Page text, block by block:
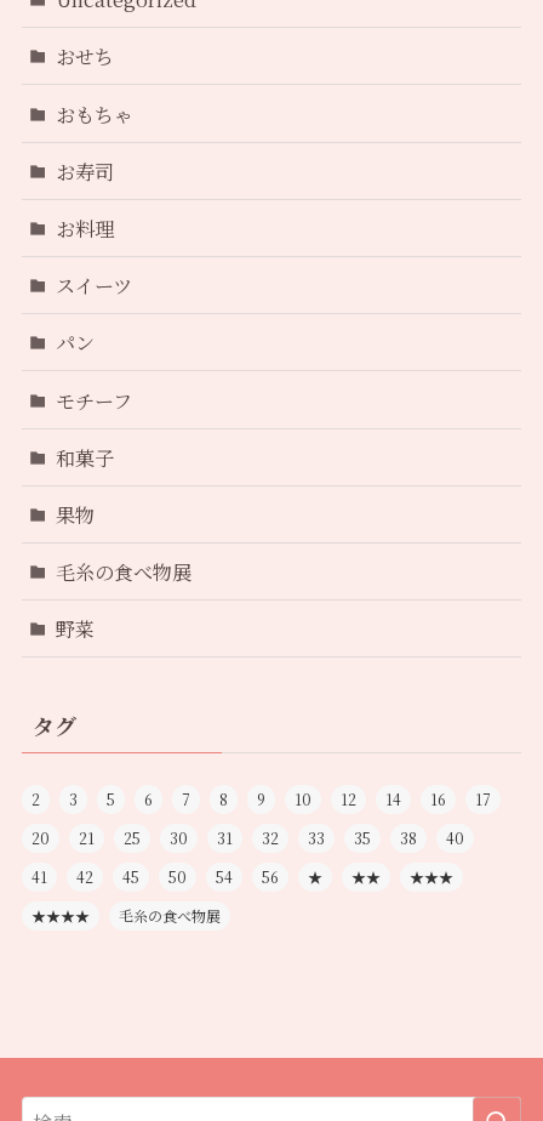
おせち
おもちゃ
お寿司
お料理
スイーツ
パン
モチーフ
和菓子
果物
毛糸の食べ物展
野菜
タグ
2 3 5 6 7 8 9 10 12 14 16
17
20
21 25 30 31 32 33 35 38
40
41
42 45 50 54 56 ★ ★★
★★★
★★★★
毛糸の食べ物展